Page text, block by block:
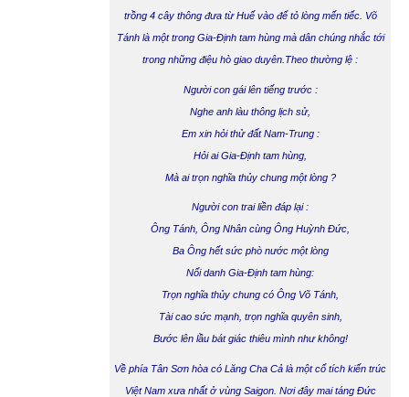
trồng 4 cây thông đưa từ Huế vào để tỏ lòng mến tiếc. Võ
Tánh là một trong Gia-Định tam hùng mà dân chúng nhắc tới
trong những điệu hò giao duyên.Theo thường lệ :
Người con gái lên tiếng trước :
Nghe anh làu thông lịch sử,
Em xin hỏi thử đất Nam-Trung :
Hỏi ai Gia-Định tam hùng,
Mà ai trọn nghĩa thủy chung một lòng ?
Người con trai liền đáp lại :
Ông Tánh, Ông Nhân cùng Ông Huỳnh Đức,
Ba Ông hết sức phò nước một lòng
Nổi danh Gia-Định tam hùng:
Trọn nghĩa thủy chung có Ông Võ Tánh,
Tài cao sức mạnh, trọn nghĩa quyên sinh,
Bước lên lầu bát giác thiêu mình như không!
Về phía Tân Sơn hòa có Lăng Cha Cả là một cổ tích kiến trúc
Việt Nam xưa nhất ở vùng Saigon. Nơi đây mai táng Đức